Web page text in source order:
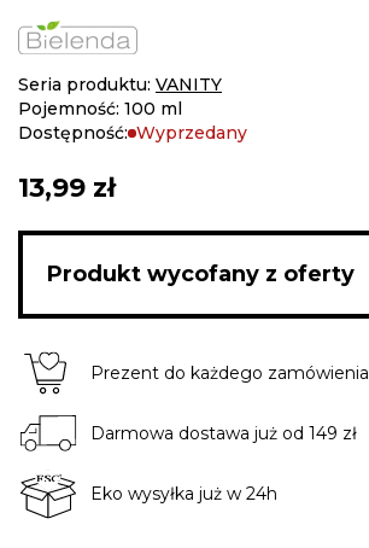
Seria produktu: VANITY
Pojemność: 100 ml
Dostępność: Wyprzedany
13,99 zł
Produkt wycofany z oferty
Prezent do każdego zamówienia
Darmowa dostawa już od 149 zł
Eko wysyłka już w 24h